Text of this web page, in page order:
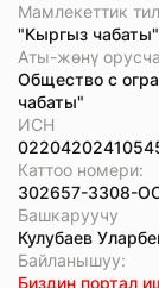
Мамлекеттик
"Кыргыз
Аты-жөнү
Общество с
чабаты"
ИСН
Каттоо номери:
302657-3308-
Башкаруучу
Кулубаев
Байланышуу:
Биздин портал